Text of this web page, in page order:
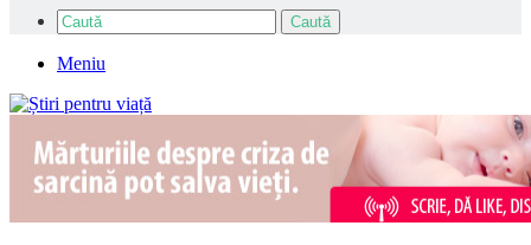
Caută
Meniu